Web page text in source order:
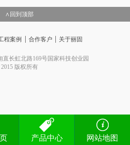
∧回到顶部
程案例 | 合作客户 | 关于丽固
直长虹北路169号国家科技创业园
2015 版权所有
产品中心 网站地图